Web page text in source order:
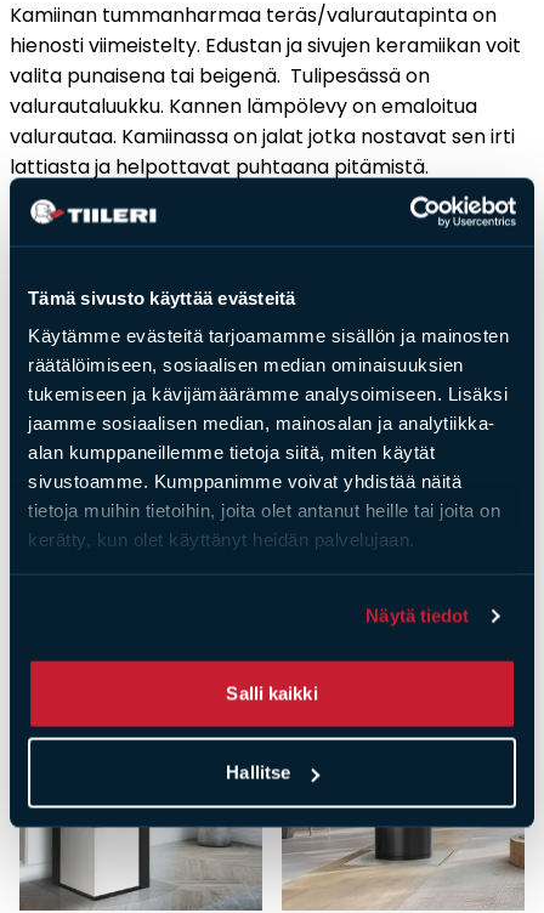
Tämä sivusto käyttää evästeitä
Käytämme evästeitä tarjoamamme sisällön ja mainosten
räätälöimiseen, sosiaalisen median ominaisuuksien
tukemiseen ja kävijämäärämme analysoimiseen. Lisäksi
jaamme sosiaalisen median, mainosalan ja analytiikka-
alan kumppaneillemme tietoja siitä, miten käytät
sivustoamme. Kumppanimme voivat yhdistää näitä
tietoja muihin tietoihin, joita olet antanut heille tai joita on
kerätty, kun olet käyttänyt heidän palvelujaan.
Näytä tiedot
Salli kaikki
Hallitse
Kamiinan tummanharmaa teräs/valurautapinta on
hienosti viimeistelty. Edustan ja sivujen keramiikan voit
valita punaisena tai beigenä. Tulipesässä on
valurautaluukku. Kannen lämpölevy on emaloitua
valurautaa. Kamiinassa on jalat jotka nostavat sen irti
lattiasta ja helpottavat puhtaana pitämistä.
Sytytyspelti helpottaa kamiinan sytyttämistä.
Puut palavat puhtaammin toisiopaloilmansyötön
Kamiinassa on kiertoilmatoiminto, joka levittää
lämmön nopeasti laajalle alueelle.
Saat­tai­sit ol­la kiin­nos­tu­nut
myös näis­tä